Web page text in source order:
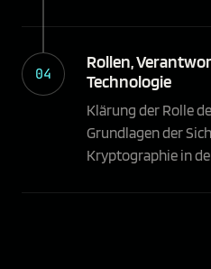
04
Rollen,
Technologie
Klärung der Rolle
Grundlagen der
Kryptographie in